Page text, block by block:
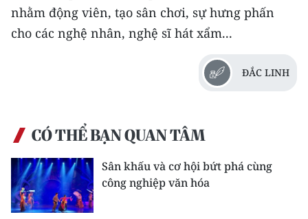
nhằm động viên, tạo sân chơi, sự hưng phấn
cho các nghệ nhân, nghệ sĩ hát xẩm...
ÐẮC LINH
CÓ THỂ BẠN QUAN TÂM
Sân khấu và cơ hội bứt phá cùng
công nghiệp văn hóa